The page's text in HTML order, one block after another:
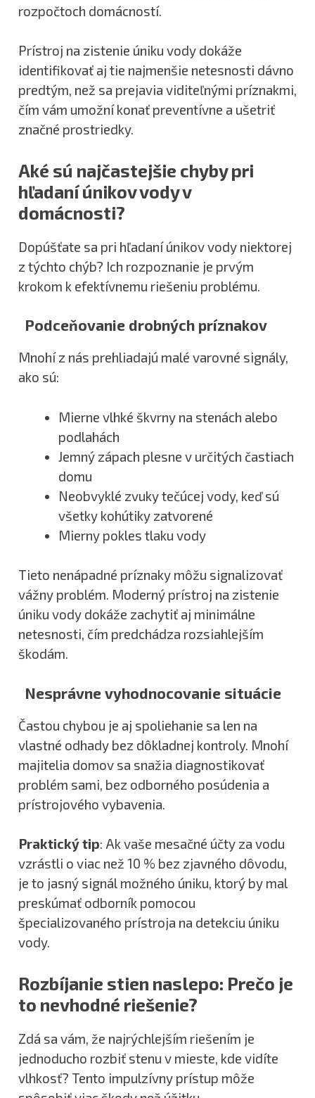
rozpočtoch domácností.
Prístroj na zistenie úniku vody dokáže
identifikovať aj tie najmenšie netesnosti dávno
predtým, než sa prejavia viditeľnými príznakmi,
čím vám umožní konať preventívne a ušetriť
značné prostriedky.
Aké sú najčastejšie chyby pri
hľadaní únikov vody v
domácnosti?
Dopúšťate sa pri hľadaní únikov vody niektorej
z týchto chýb? Ich rozpoznanie je prvým
krokom k efektívnemu riešeniu problému.
Podceňovanie drobných príznakov
Mnohí z nás prehliadajú malé varovné signály,
ako sú:
Mierne vlhké škvrny na stenách alebo
podlahách
Jemný zápach plesne v určitých častiach
domu
Neobvyklé zvuky tečúcej vody, keď sú
všetky kohútiky zatvorené
Mierny pokles tlaku vody
Tieto nenápadné príznaky môžu signalizovať
vážny problém. Moderný prístroj na zistenie
úniku vody dokáže zachytiť aj minimálne
netesnosti, čím predchádza rozsiahlejším
škodám.
Nesprávne vyhodnocovanie situácie
Častou chybou je aj spoliehanie sa len na
vlastné odhady bez dôkladnej kontroly. Mnohí
majitelia domov sa snažia diagnostikovať
problém sami, bez odborného posúdenia a
prístrojového vybavenia.
Praktický tip: Ak vaše mesačné účty za vodu
vzrástli o viac než 10 % bez zjavného dôvodu,
je to jasný signál možného úniku, ktorý by mal
preskúmať odborník pomocou
špecializovaného prístroja na detekciu úniku
vody.
Rozbíjanie stien naslepo: Prečo je
to nevhodné riešenie?
Zdá sa vám, že najrýchlejším riešením je
jednoducho rozbiť stenu v mieste, kde vidíte
vlhkosť? Tento impulzívny prístup môže